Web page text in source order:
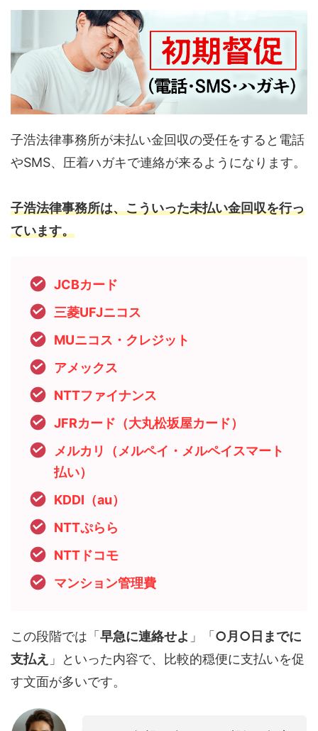
子浩法律事務所が未払い金回収の受任をすると電話
やSMS、圧着ハガキで連絡が来るようになります。
子浩法律事務所は、こういった未払い金回収を行っ
ています。
JCBカード
三菱UFJニコス
MUニコス・クレジット
アメックス
NTTファイナンス
JFRカード（大丸松坂屋カード）
メルカリ（メルペイ・メルペイスマート
払い）
KDDI（au）
NTTぷらら
NTTドコモ
マンション管理費
この段階では「 早急に連絡せよ 」「 ○月○日までに
支払え 」といった内容で、比較的穏便に支払いを促
す文面が多いです。